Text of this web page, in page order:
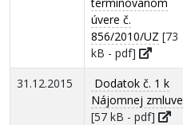
úvere č.
856/2010/UZ [73
kB - pdf]
31.12.2015
Dodatok č. 1 k
Nájomnej zmluve
[57 kB - pdf]